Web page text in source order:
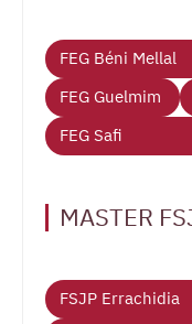
FEG Béni Mellal
FEG Guelmim
FEG Safi
MASTER
FSJP Errachidia